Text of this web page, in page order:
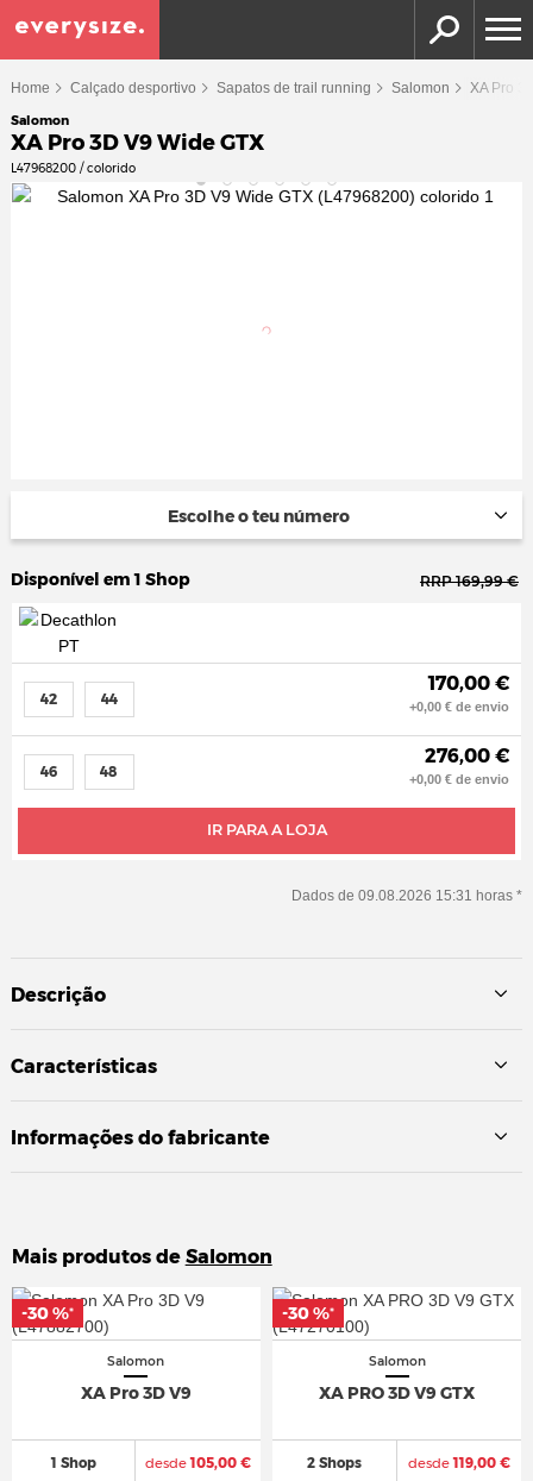
Home Calçado desportivo Sapatos de trail running Salomon XA Pro
Salomon
XA Pro 3D V9 Wide GTX
L47968200 / colorido
Escolhe o teu número
Disponível em 1 Shop RRP 169,99 €
IR PARA A LOJA
42 44
170,00 €
+0,00 € de envio
46 48
276,00 €
+0,00 € de envio
Dados de 09.08.2026 15:31 horas *
Descrição
Características
Informações do fabricante
Mais produtos de Salomon
Salomon
XA Pro 3D V9
1 Shop desde105,00 €
-30 %*
-30 %*
Salomon
XA PRO 3D V9 GTX
2 Shops desde119,00 €
-30 %*
-30 %*